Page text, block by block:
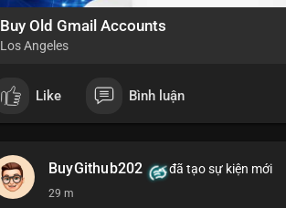
Buy Old Gmail Accounts
Los Angeles
Like Bình luận
BuyGithub202 đã tạo sự kiện mới
29 m